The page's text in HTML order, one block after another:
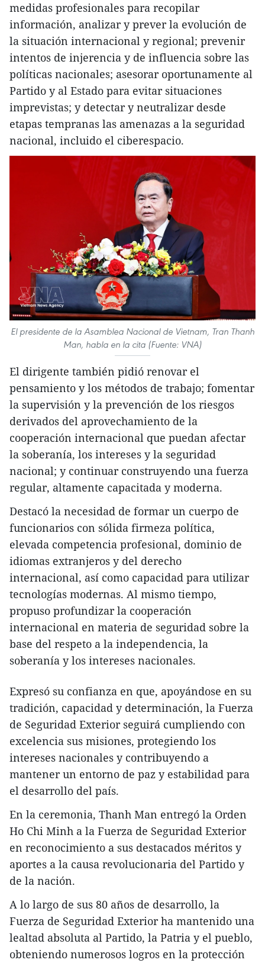
medidas profesionales para recopilar
información, analizar y prever la evolución de
la situación internacional y regional; prevenir
intentos de injerencia y de influencia sobre las
políticas nacionales; asesorar oportunamente al
Partido y al Estado para evitar situaciones
imprevistas; y detectar y neutralizar desde
etapas tempranas las amenazas a la seguridad
nacional, incluido el ciberespacio.
El presidente de la Asamblea Nacional de Vietnam, Tran Thanh
Man, habla en la cita (Fuente: VNA)
El dirigente también pidió renovar el
pensamiento y los métodos de trabajo; fomentar
la supervisión y la prevención de los riesgos
derivados del aprovechamiento de la
cooperación internacional que puedan afectar
la soberanía, los intereses y la seguridad
nacional; y continuar construyendo una fuerza
regular, altamente capacitada y moderna.
Destacó la necesidad de formar un cuerpo de
funcionarios con sólida firmeza política,
elevada competencia profesional, dominio de
idiomas extranjeros y del derecho
internacional, así como capacidad para utilizar
tecnologías modernas. Al mismo tiempo,
propuso profundizar la cooperación
internacional en materia de seguridad sobre la
base del respeto a la independencia, la
soberanía y los intereses nacionales.
Expresó su confianza en que, apoyándose en su
tradición, capacidad y determinación, la Fuerza
de Seguridad Exterior seguirá cumpliendo con
excelencia sus misiones, protegiendo los
intereses nacionales y contribuyendo a
mantener un entorno de paz y estabilidad para
el desarrollo del país.
En la ceremonia, Thanh Man entregó la Orden
Ho Chi Minh a la Fuerza de Seguridad Exterior
en reconocimiento a sus destacados méritos y
aportes a la causa revolucionaria del Partido y
de la nación.
A lo largo de sus 80 años de desarrollo, la
Fuerza de Seguridad Exterior ha mantenido una
lealtad absoluta al Partido, la Patria y el pueblo,
obteniendo numerosos logros en la protección